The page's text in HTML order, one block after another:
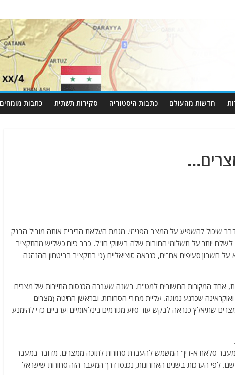
חדשות מהעולם כתבות היסטוריה סקירות תשתית כתבות מומחים
שיכול להשפיע על המצב הפנימי. מגמת העלאת הריבית אותה מוביל הבנק
יותר על תשלומי החובות שלה בשווקי חו"ל. כבר כיום כשליש מהתקציב
חשבון סעיפים אחרים, כנראה סוציאליים (כי בתקציב הביטחון ההנהגה
אחד המקורות החשובים למט"ח. בשנה שעברה הכנסות התיירות של מצרים
ואוקראינה שכרגע נמוגה. עליית מחירי הסחורות, ובראשן החיטה (מצרים
שתיאלץ כנראה לבקש עוד סיוע מגורמים בינלאומיים וערביים כדי להימנע
סלאח א-דין" המשמש להעברת סחורות לתוכה ממצרים. מדובר במעבר
לפי הערכות בשנים האחרונות, נכנסו דרך המעבר הזה סחורות שישראל